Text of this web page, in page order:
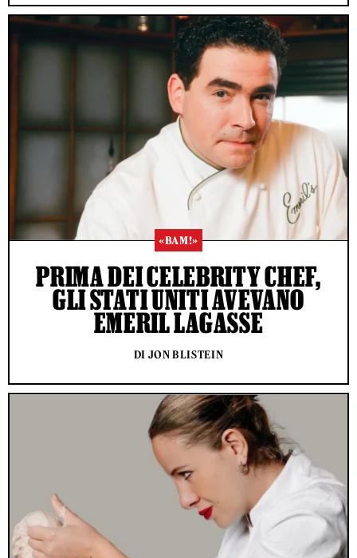
«BAM!»
PRIMA DEI CELEBRITY CHEF,
GLI STATI UNITI AVEVANO
EMERIL LAGASSE
DI JON BLISTEIN